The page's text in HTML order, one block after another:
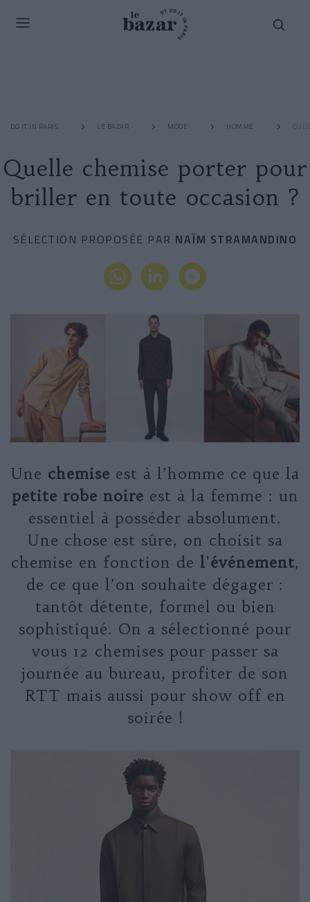
DO IT IN PARIS LE BAZAR MODE HOMME
Quelle chemise porter pour
briller en toute occasion ?
SÉLECTION PROPOSÉE PAR NAÏM STRAMANDINO
Une chemise est à l’homme ce que la
petite robe noire est à la femme : un
essentiel à posséder absolument.
Une chose est sûre, on choisit sa
chemise en fonction de l'événement,
de ce que l’on souhaite dégager :
tantôt détente, formel ou bien
sophistiqué. On a sélectionné pour
vous 12 chemises pour passer sa
journée au bureau, profiter de son
RTT mais aussi pour show off en
soirée !